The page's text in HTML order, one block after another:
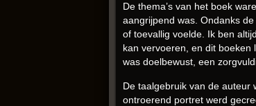
De thema’s van het boek
aangrijpend was. Ondanks
of toevallig voelde. Ik ben
kan vervoeren, en dit boeken
was doelbewust, een
De taalgebruik van de auteur
ontroerend portret werd